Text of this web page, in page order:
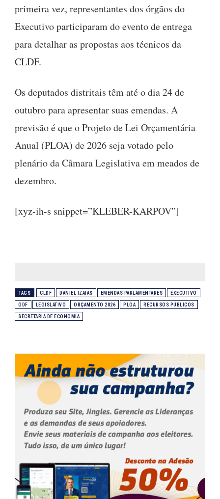
primeira vez, representantes dos órgãos do
Executivo participaram do evento de entrega
para detalhar as propostas aos técnicos da
CLDF.
Os deputados distritais têm até o dia 24 de
outubro para apresentar suas emendas. A
previsão é que o Projeto de Lei Orçamentária
Anual (PLOA) de 2026 seja votado pelo
plenário da Câmara Legislativa em meados de
dezembro.
[xyz-ih-s snippet=”KLEBER-KARPOV”]
TAGS CLDF DANIEL IZAIAS EMENDAS PARLAMENTARES EXECUTIVO
GDF LEGISLATIVO ORÇAMENTO 2026 PLOA RECURSOS PÚBLICOS
SECRETARIA DE ECONOMIA